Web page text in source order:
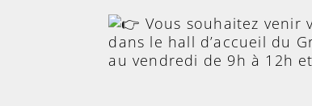
Vous souhaitez venir
dans le hall d’accueil du
au vendredi de 9h à 12h